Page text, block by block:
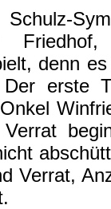
denn
erste
Verrat,